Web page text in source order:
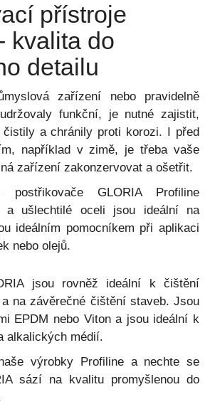
přístroje
kvalita do
detailu
zařízení nebo pravidelně
funkční, je nutné zajistit,
a chránily proti korozi. I před
například v zimě, je třeba vaše
zařízení zakonzervovat a ošetřit.
postřikovače GLORIA Profiline
a ušlechtilé oceli jsou ideální na
ideálním pomocníkem při aplikaci
nebo olejů.
jsou rovněž ideální k čištění
na závěrečné čištění staveb. Jsou
EPDM nebo Viton a jsou ideální k
alkalických médií.
výrobky Profiline a nechte se
sází na kvalitu promyšlenou do